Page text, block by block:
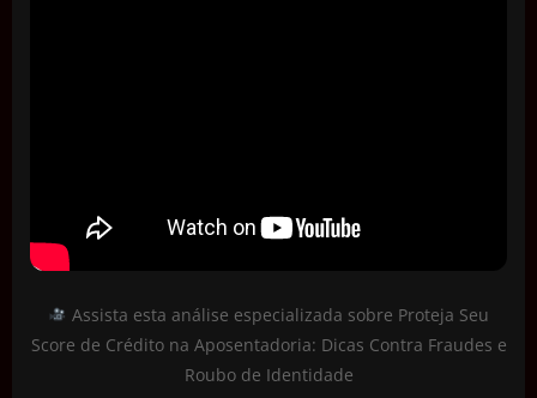
Assista esta análise especializada sobre Proteja Seu
Score de Crédito na Aposentadoria: Dicas Contra Fraudes e
Roubo de Identidade